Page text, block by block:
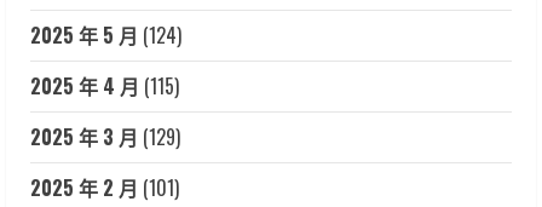
2025 年 5 月 (124)
2025 年 4 月 (115)
2025 年 3 月 (129)
2025 年 2 月 (101)